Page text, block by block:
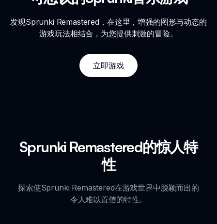
发现Sprunki Remastered，在这里，增强的图形与动态的
游戏玩法相结合，为您提供刺激的冒险。
立即游戏
Sprunki Remastered的惊人特
性
探索使Sprunki Remastered在游戏世界中脱颖而出的
令人难以置信的特性。